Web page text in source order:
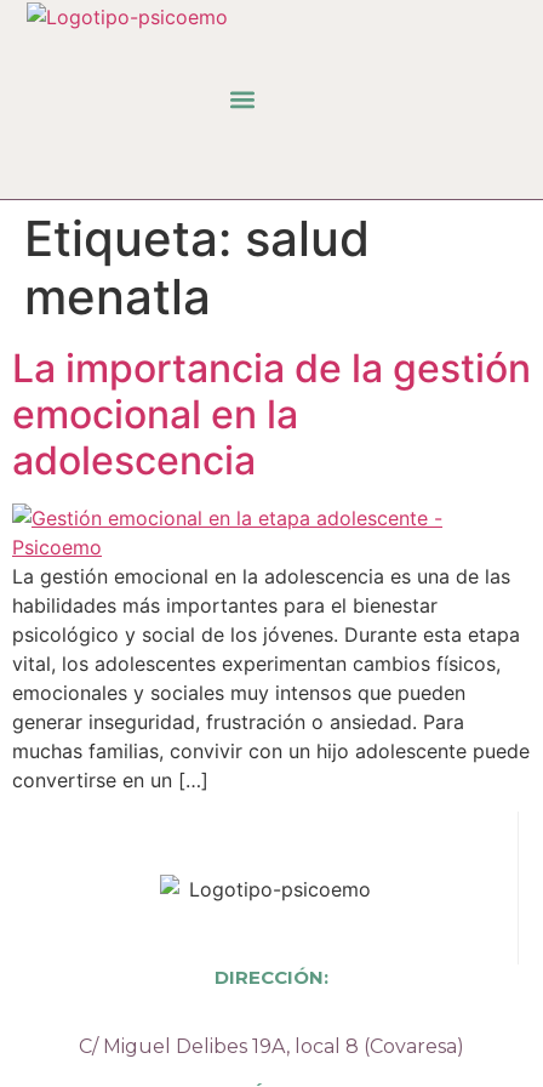
Etiqueta: salud
menatla
La importancia de la gestión
emocional en la
adolescencia
La gestión emocional en la adolescencia es una de las
habilidades más importantes para el bienestar
psicológico y social de los jóvenes. Durante esta etapa
vital, los adolescentes experimentan cambios físicos,
emocionales y sociales muy intensos que pueden
generar inseguridad, frustración o ansiedad. Para
muchas familias, convivir con un hijo adolescente puede
convertirse en un […]
DIRECCIÓN:
C/ Miguel Delibes 19A, local 8 (Covaresa)